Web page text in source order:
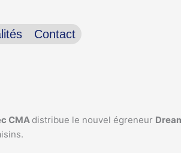
Contact
CMA distribue le nouvel égreneur